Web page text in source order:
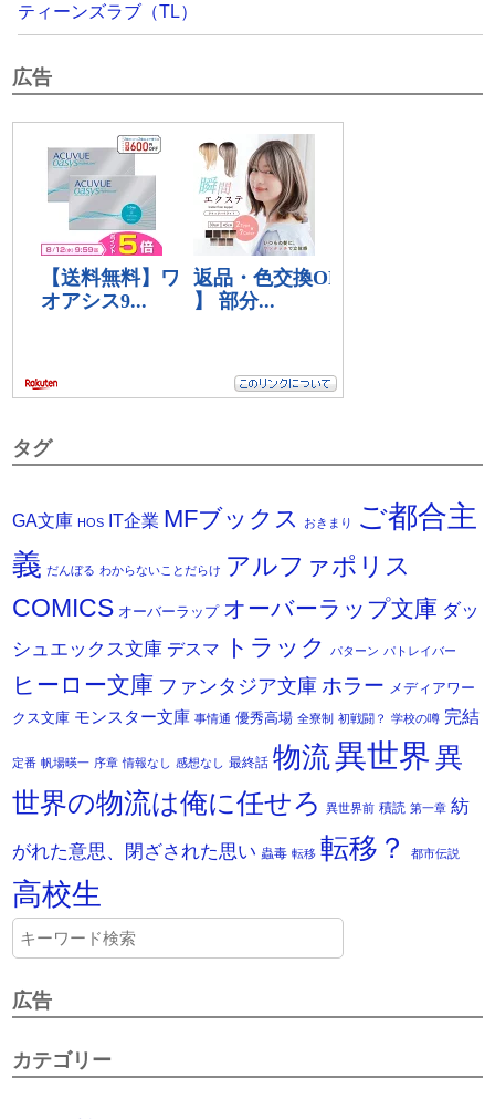
ティーンズラブ（TL）
広告
タグ
GA文庫 HOS IT企業 MFブックス おきまり
ご都合主
義 だんぼる わからないことだらけ アルファポリス
COMICS オーバーラップ オーバーラップ文庫 ダッ
シュエックス文庫 デスマ トラック パターン パトレイバー
ヒーロー文庫 ファンタジア文庫 ホラー メディアワー
クス文庫 モンスター文庫 事情通 優秀高場 全寮制 初戦闘？ 学校の噂 完結
定番 帆場暎一 序章 情報なし 感想なし 最終話 物流異世界異
世界の物流は俺に任せろ
異世界前 積読 第一章 紡
がれた意思、閉ざされた思い 蟲毒 転移 転移？ 都市伝説
高校生
広告
カテゴリー